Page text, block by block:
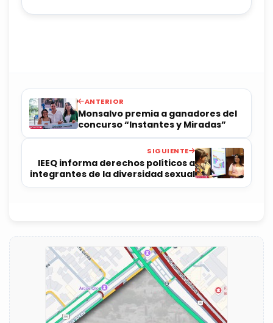
ANTERIOR
Monsalvo premia a ganadores del
concurso “Instantes y Miradas”
SIGUIENTE
IEEQ informa derechos políticos a
integrantes de la diversidad sexual